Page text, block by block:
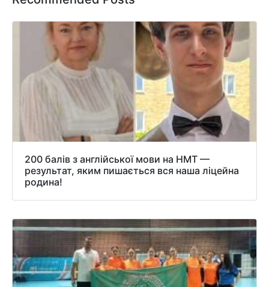
200 балів з англійської мови на НМТ —
результат, яким пишається вся наша ліцейна
родина!